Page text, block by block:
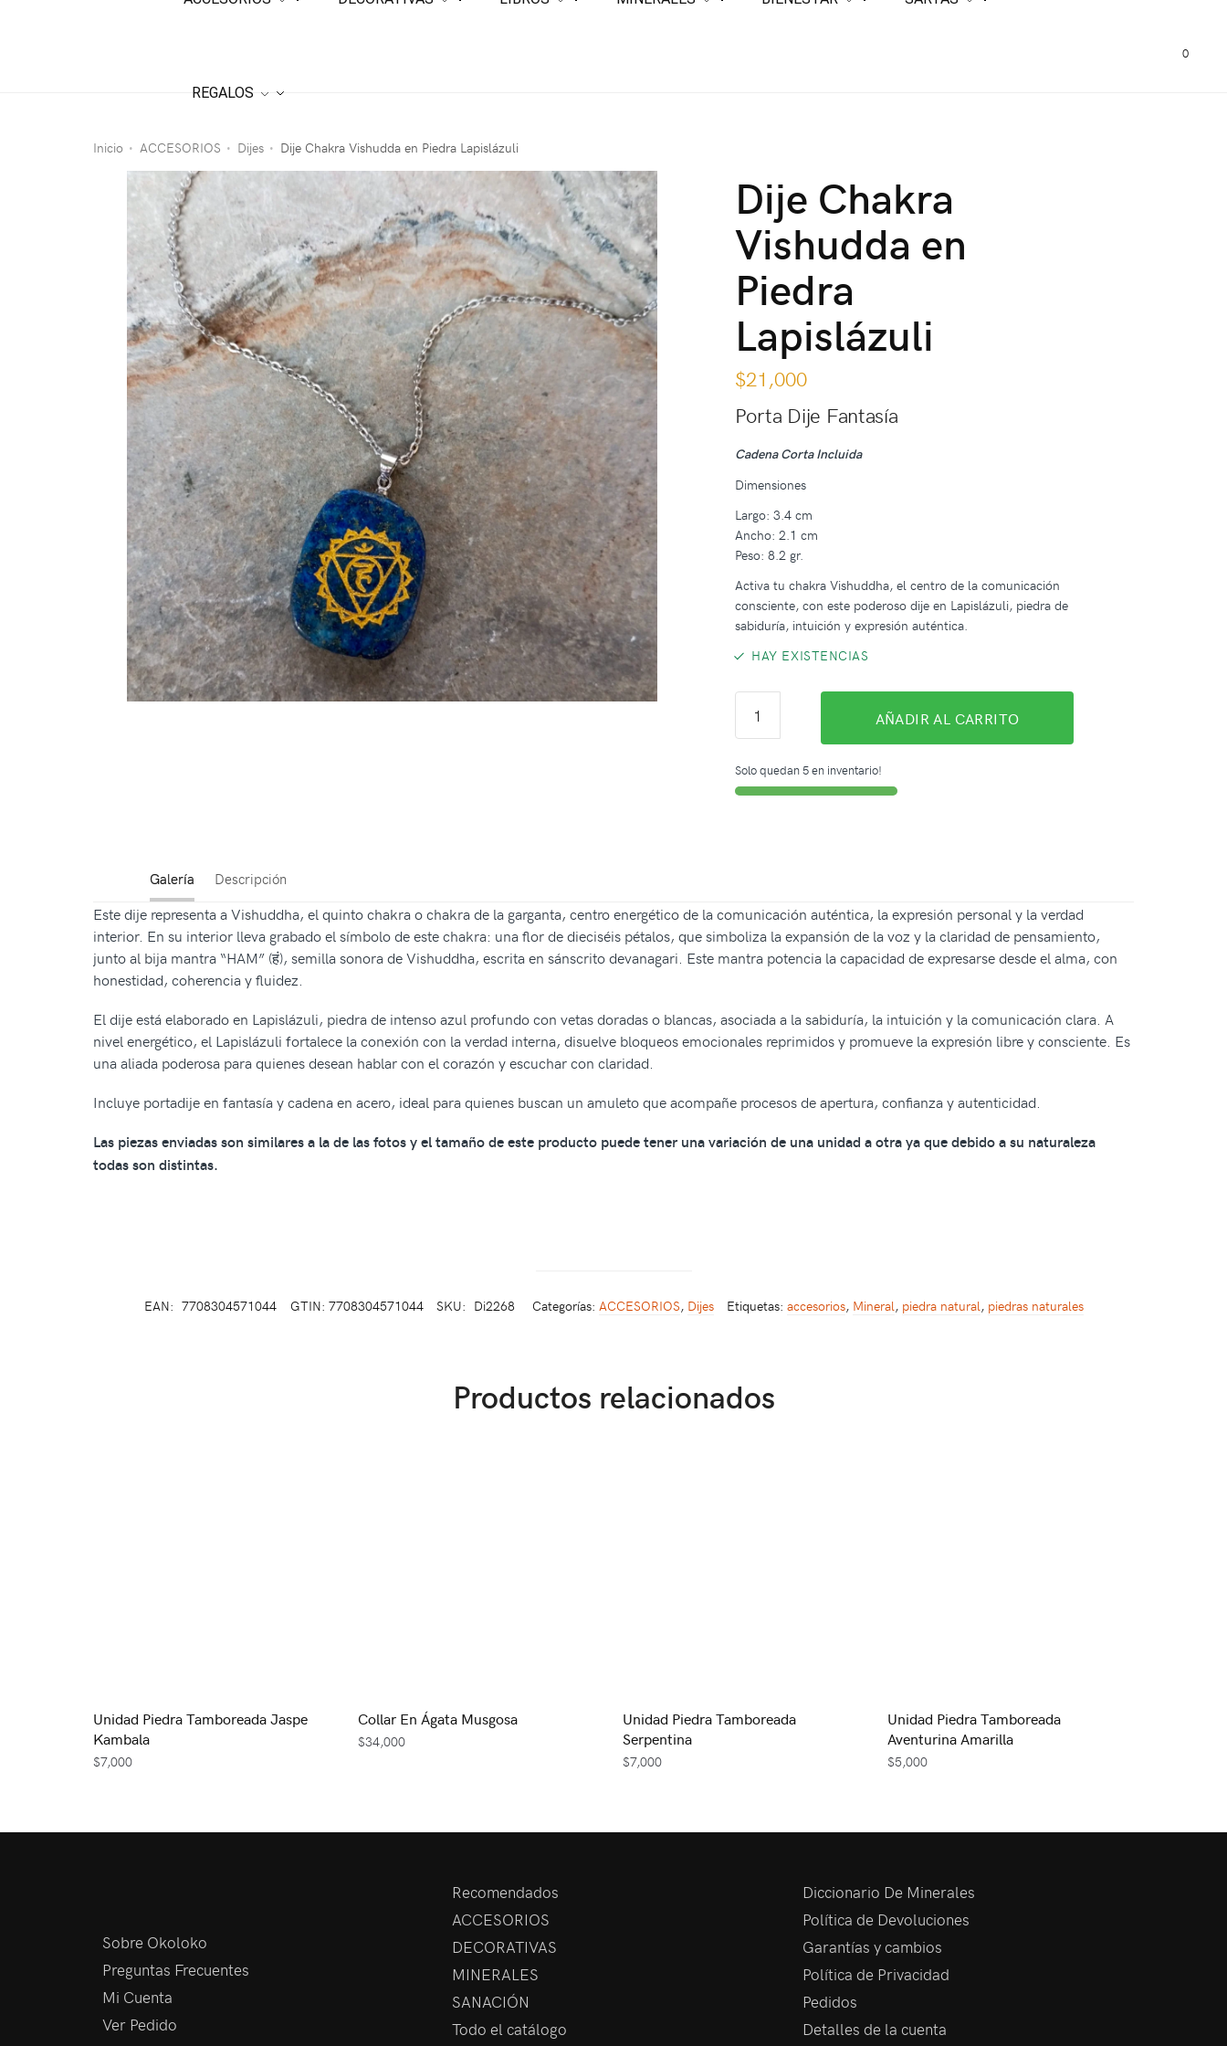
REGALOS
0
Inicio • ACCESORIOS • Dijes • Dije Chakra Vishudda en Piedra Lapislázuli
Dije Chakra
Vishudda en
Piedra
Lapislázuli
$21,000
Porta Dije Fantasía
Cadena Corta Incluida
Dimensiones
Largo: 3.4 cm
Ancho: 2.1 cm
Peso: 8.2 gr.
Activa tu chakra Vishuddha, el centro de la comunicación
consciente, con este poderoso dije en Lapislázuli, piedra de
sabiduría, intuición y expresión auténtica.
HAY EXISTENCIAS
AÑADIR AL CARRITO
Solo quedan 5 en inventario!
Galería Descripción
Este dije representa a Vishuddha, el quinto chakra o chakra de la garganta, centro energético de la comunicación auténtica, la expresión personal y la verdad
interior. En su interior lleva grabado el símbolo de este chakra: una flor de dieciséis pétalos, que simboliza la expansión de la voz y la claridad de pensamiento,
junto al bija mantra “HAM” (हं), semilla sonora de Vishuddha, escrita en sánscrito devanagari. Este mantra potencia la capacidad de expresarse desde el alma, con
honestidad, coherencia y fluidez.
El dije está elaborado en Lapislázuli, piedra de intenso azul profundo con vetas doradas o blancas, asociada a la sabiduría, la intuición y la comunicación clara. A
nivel energético, el Lapislázuli fortalece la conexión con la verdad interna, disuelve bloqueos emocionales reprimidos y promueve la expresión libre y consciente. Es
una aliada poderosa para quienes desean hablar con el corazón y escuchar con claridad.
Incluye portadije en fantasía y cadena en acero, ideal para quienes buscan un amuleto que acompañe procesos de apertura, confianza y autenticidad.
Las piezas enviadas son similares a la de las fotos y el tamaño de este producto puede tener una variación de una unidad a otra ya que debido a su naturaleza
todas son distintas.
EAN: 7708304571044 GTIN: 7708304571044 SKU: Di2268 Categorías: ACCESORIOS, Dijes Etiquetas: accesorios, Mineral, piedra natural, piedras naturales
Productos relacionados
Unidad Piedra Tamboreada Jaspe
Kambala
$7,000
Collar En Ágata Musgosa
$34,000
Unidad Piedra Tamboreada
Serpentina
$7,000
Unidad Piedra Tamboreada
Aventurina Amarilla
$5,000
Sobre Okoloko
Preguntas Frecuentes
Mi Cuenta
Ver Pedido
Recomendados
ACCESORIOS
DECORATIVAS
MINERALES
SANACIÓN
Todo el catálogo
Diccionario De Minerales
Política de Devoluciones
Garantías y cambios
Política de Privacidad
Pedidos
Detalles de la cuenta